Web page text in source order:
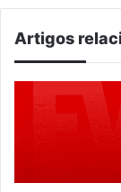
Artigos